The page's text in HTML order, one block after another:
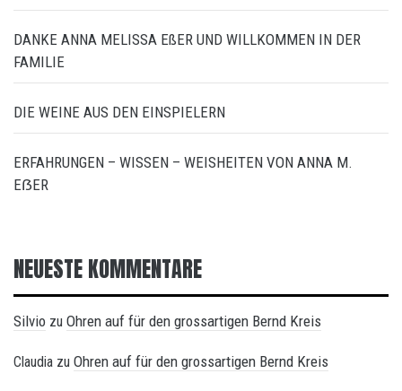
DANKE ANNA MELISSA EßER UND WILLKOMMEN IN DER
FAMILIE
DIE WEINE AUS DEN EINSPIELERN
ERFAHRUNGEN – WISSEN – WEISHEITEN VON ANNA M.
EẞER
NEUESTE KOMMENTARE
Silvio zu Ohren auf für den grossartigen Bernd Kreis
Claudia zu Ohren auf für den grossartigen Bernd Kreis